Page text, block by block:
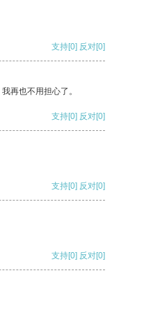
支持[0] 反对[0]
再也不用担心了。
支持[0] 反对[0]
支持[0] 反对[0]
支持[0] 反对[0]